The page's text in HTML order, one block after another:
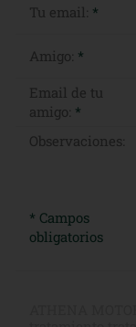
Tu email: *
Amigo: *
Email de tu
amigo: *
Observaciones:
* Campos
obligatorios